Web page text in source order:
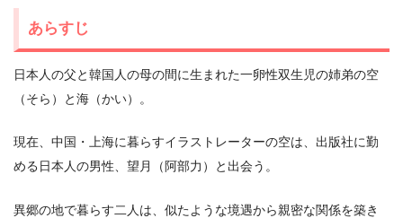
あらすじ
日本人の父と韓国人の母の間に生まれた一卵性双生児の姉弟の空
（そら）と海（かい）。
現在、中国・上海に暮らすイラストレーターの空は、出版社に勤
める日本人の男性、望月（阿部力）と出会う。
異郷の地で暮らす二人は、似たような境遇から親密な関係を築き